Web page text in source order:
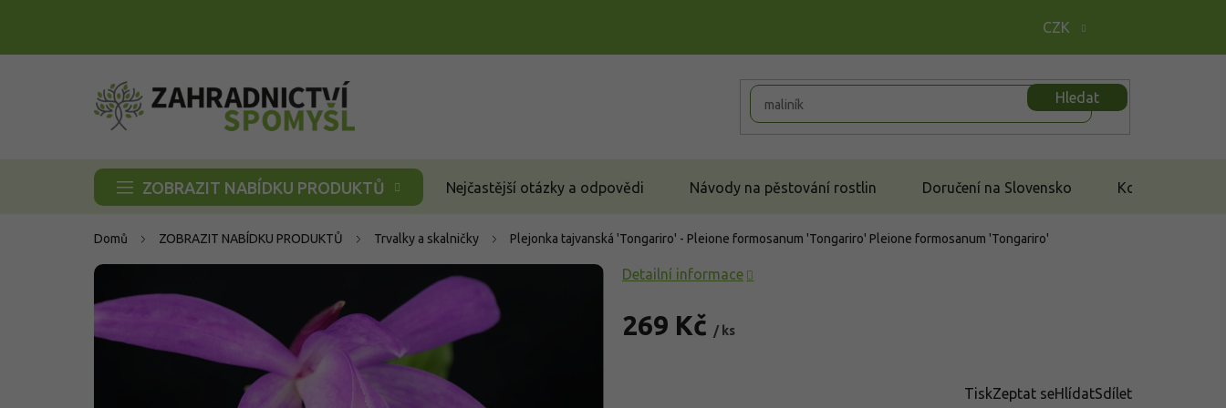
CZK
Hledat
ZOBRAZIT NABÍDKU PRODUKTŮ Nejčastější otázky a odpovědi Návody na pěstování rostlin Doručení na Slovensko Kontakt
Domů ZOBRAZIT NABÍDKU PRODUKTŮ Trvalky a skalničky Plejonka tajvanská 'Tongariro' - Pleione formosanum 'Tongariro' Pleione formosanum 'Tongariro'
269 Kč / ks
Detailní informace
TiskZeptat seHlídatSdílet